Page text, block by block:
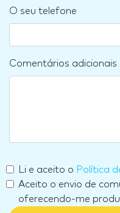
O seu telefone
Comentários adicionais
Li e aceito o Política
Aceito o envio de
oferecendo-me